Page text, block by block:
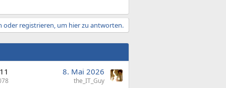
oder registrieren, um hier zu antworten.
11 8. Mai 2026
the_IT_Guy